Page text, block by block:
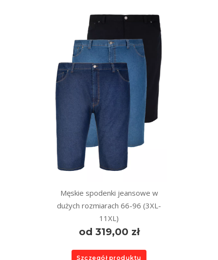
Męskie spodenki jeansowe w
dużych rozmiarach 66-96 (3XL-
11XL)
od 319,00 zł
Szczegół produktu